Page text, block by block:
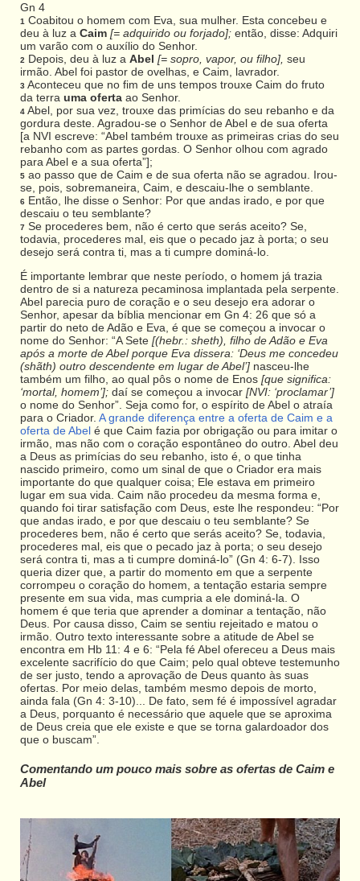
Gn 4
1 Coabitou o homem com Eva, sua mulher. Esta concebeu e
deu à luz a Caim [= adquirido ou forjado]; então, disse: Adquiri
um varão com o auxílio do Senhor.
2 Depois, deu à luz a Abel [= sopro, vapor, ou filho], seu
irmão. Abel foi pastor de ovelhas, e Caim, lavrador.
3 Aconteceu que no fim de uns tempos trouxe Caim do fruto
da terra uma oferta ao Senhor.
4 Abel, por sua vez, trouxe das primícias do seu rebanho e da
gordura deste. Agradou-se o Senhor de Abel e de sua oferta
[a NVI escreve: “Abel também trouxe as primeiras crias do seu
rebanho com as partes gordas. O Senhor olhou com agrado
para Abel e a sua oferta”];
5 ao passo que de Caim e de sua oferta não se agradou. Irou-
se, pois, sobremaneira, Caim, e descaiu-lhe o semblante.
6 Então, lhe disse o Senhor: Por que andas irado, e por que
descaiu o teu semblante?
7 Se procederes bem, não é certo que serás aceito? Se,
todavia, procederes mal, eis que o pecado jaz à porta; o seu
desejo será contra ti, mas a ti cumpre dominá-lo.
É importante lembrar que neste período, o homem já trazia
dentro de si a natureza pecaminosa implantada pela serpente.
Abel parecia puro de coração e o seu desejo era adorar o
Senhor, apesar da bíblia mencionar em Gn 4: 26 que só a
partir do neto de Adão e Eva, é que se começou a invocar o
nome do Senhor: “A Sete [(hebr.: sheth), filho de Adão e Eva
após a morte de Abel porque Eva dissera: ‘Deus me concedeu
(shãth) outro descendente em lugar de Abel’] nasceu-lhe
também um filho, ao qual pôs o nome de Enos [que significa:
‘mortal, homem’]; daí se começou a invocar [NVI: ‘proclamar’]
o nome do Senhor”. Seja como for, o espírito de Abel o atraía
para o Criador. A grande diferença entre a oferta de Caim e a
oferta de Abel é que Caim fazia por obrigação ou para imitar o
irmão, mas não com o coração espontâneo do outro. Abel deu
a Deus as primícias do seu rebanho, isto é, o que tinha
nascido primeiro, como um sinal de que o Criador era mais
importante do que qualquer coisa; Ele estava em primeiro
lugar em sua vida. Caim não procedeu da mesma forma e,
quando foi tirar satisfação com Deus, este lhe respondeu: “Por
que andas irado, e por que descaiu o teu semblante? Se
procederes bem, não é certo que serás aceito? Se, todavia,
procederes mal, eis que o pecado jaz à porta; o seu desejo
será contra ti, mas a ti cumpre dominá-lo” (Gn 4: 6-7). Isso
queria dizer que, a partir do momento em que a serpente
corrompeu o coração do homem, a tentação estaria sempre
presente em sua vida, mas cumpria a ele dominá-la. O
homem é que teria que aprender a dominar a tentação, não
Deus. Por causa disso, Caim se sentiu rejeitado e matou o
irmão. Outro texto interessante sobre a atitude de Abel se
encontra em Hb 11: 4 e 6: “Pela fé Abel ofereceu a Deus mais
excelente sacrifício do que Caim; pelo qual obteve testemunho
de ser justo, tendo a aprovação de Deus quanto às suas
ofertas. Por meio delas, também mesmo depois de morto,
ainda fala (Gn 4: 3-10)... De fato, sem fé é impossível agradar
a Deus, porquanto é necessário que aquele que se aproxima
de Deus creia que ele existe e que se torna galardoador dos
que o buscam”.
Comentando um pouco mais sobre as ofertas de Caim e
Abel